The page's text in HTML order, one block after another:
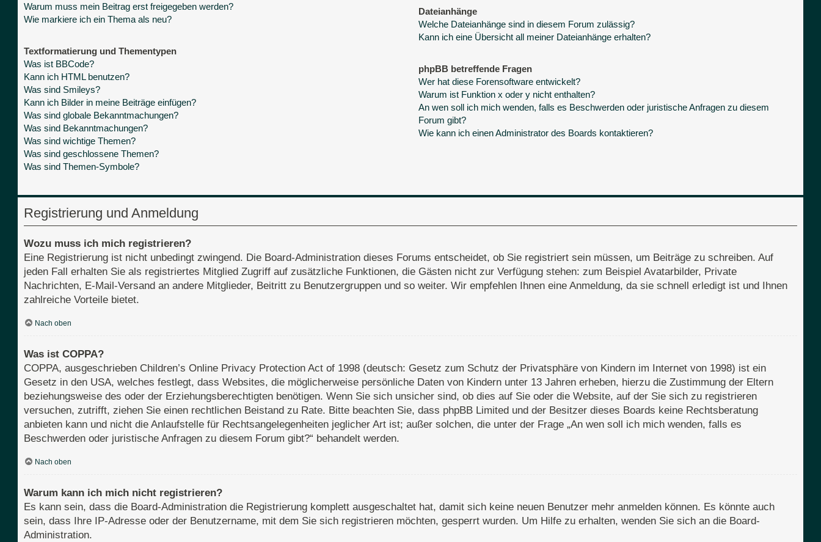
Warum muss mein Beitrag erst freigegeben werden?
Wie markiere ich ein Thema als neu?
Textformatierung und Thementypen
Was ist BBCode?
Kann ich HTML benutzen?
Was sind Smileys?
Kann ich Bilder in meine Beiträge einfügen?
Was sind globale Bekanntmachungen?
Was sind Bekanntmachungen?
Was sind wichtige Themen?
Was sind geschlossene Themen?
Was sind Themen-Symbole?
Dateianhänge
Welche Dateianhänge sind in diesem Forum zulässig?
Kann ich eine Übersicht all meiner Dateianhänge erhalten?
phpBB betreffende Fragen
Wer hat diese Forensoftware entwickelt?
Warum ist Funktion x oder y nicht enthalten?
An wen soll ich mich wenden, falls es Beschwerden oder juristische Anfragen zu diesem
Forum gibt?
Wie kann ich einen Administrator des Boards kontaktieren?
Registrierung und Anmeldung
Wozu muss ich mich registrieren?
Eine Registrierung ist nicht unbedingt zwingend. Die Board-Administration dieses Forums entscheidet, ob Sie registriert sein müssen, um Beiträge zu schreiben. Auf
jeden Fall erhalten Sie als registriertes Mitglied Zugriff auf zusätzliche Funktionen, die Gästen nicht zur Verfügung stehen: zum Beispiel Avatarbilder, Private
Nachrichten, E-Mail-Versand an andere Mitglieder, Beitritt zu Benutzergruppen und so weiter. Wir empfehlen Ihnen eine Anmeldung, da sie schnell erledigt ist und Ihnen
zahlreiche Vorteile bietet.
Nach oben
Was ist COPPA?
COPPA, ausgeschrieben Children’s Online Privacy Protection Act of 1998 (deutsch: Gesetz zum Schutz der Privatsphäre von Kindern im Internet von 1998) ist ein
Gesetz in den USA, welches festlegt, dass Websites, die möglicherweise persönliche Daten von Kindern unter 13 Jahren erheben, hierzu die Zustimmung der Eltern
beziehungsweise des oder der Erziehungsberechtigten benötigen. Wenn Sie sich unsicher sind, ob dies auf Sie oder die Website, auf der Sie sich zu registrieren
versuchen, zutrifft, ziehen Sie einen rechtlichen Beistand zu Rate. Bitte beachten Sie, dass phpBB Limited und der Besitzer dieses Boards keine Rechtsberatung
anbieten kann und nicht die Anlaufstelle für Rechtsangelegenheiten jeglicher Art ist; außer solchen, die unter der Frage „An wen soll ich mich wenden, falls es
Beschwerden oder juristische Anfragen zu diesem Forum gibt?“ behandelt werden.
Nach oben
Warum kann ich mich nicht registrieren?
Es kann sein, dass die Board-Administration die Registrierung komplett ausgeschaltet hat, damit sich keine neuen Benutzer mehr anmelden können. Es könnte auch
sein, dass Ihre IP-Adresse oder der Benutzername, mit dem Sie sich registrieren möchten, gesperrt wurden. Um Hilfe zu erhalten, wenden Sie sich an die Board-
Administration.